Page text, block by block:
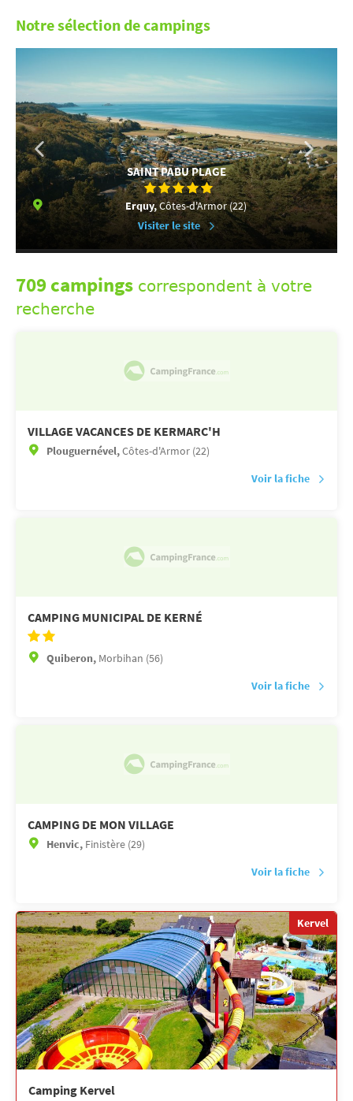
Notre sélection de campings
SAINT PABU PLAGE
Erquy,Côtes-d'Armor (22)
Visiter le site
709 campings correspondent à votre
recherche
VILLAGE VACANCES DE KERMARC'H
Plouguernével,Côtes-d'Armor (22)
Voir la fiche
CAMPING MUNICIPAL DE KERNÉ
Quiberon, Morbihan (56)
Voir la fiche
CAMPING DE MON VILLAGE
Henvic, Finistère (29)
Voir la fiche
Kervel
Camping Kervel